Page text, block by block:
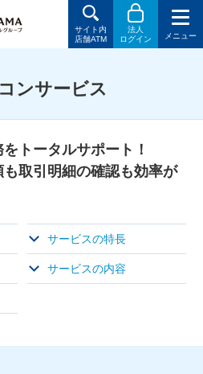
サイト内
店舗ATM
法人
ログイン
メニュー
ンサービス
トータルサポート！
取引明細の確認も効率が
サービスの特長
サービスの内容